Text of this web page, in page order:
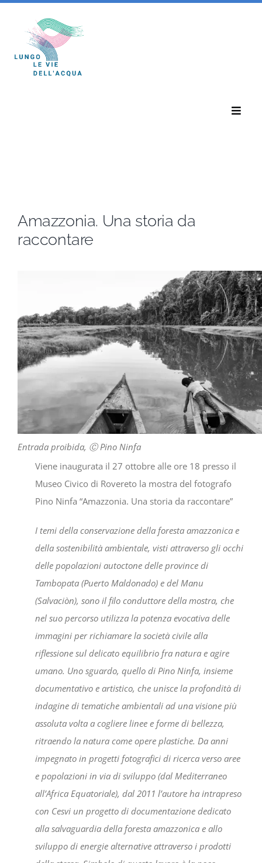
contenuto
Toggle
Notizie
Settimana Civica
Amazzonia. Una storia da
raccontare
Entrada proibida, Ⓒ Pino Ninfa
Viene inaugurata il 27 ottobre alle ore 18 presso il
Museo Civico di Rovereto la mostra del fotografo
Pino Ninfa “Amazzonia. Una storia da raccontare”
I temi della conservazione della foresta amazzonica e
della sostenibilità ambientale, visti attraverso gli occhi
delle popolazioni autoctone delle province di
Tambopata (Puerto Maldonado) e del Manu
(Salvaciòn), sono il filo conduttore della mostra, che
nel suo percorso utilizza la potenza evocativa delle
immagini per richiamare la società civile alla
riflessione sul delicato equilibrio fra natura e agire
umano. Uno sguardo, quello di Pino Ninfa, insieme
documentativo e artistico, che unisce la profondità di
indagine di tematiche ambientali ad una visione più
assoluta volta a cogliere linee e forme di bellezza,
ritraendo la natura come opere plastiche. Da anni
impegnato in progetti fotografici di ricerca verso aree
e popolazioni in via di sviluppo (dal Mediterraneo
all’Africa Equatoriale), dal 2011 l’autore ha intrapreso
con Cesvi un progetto di documentazione dedicato
alla salvaguardia della foresta amazzonica e allo
sviluppo di energie alternative attraverso i prodotti